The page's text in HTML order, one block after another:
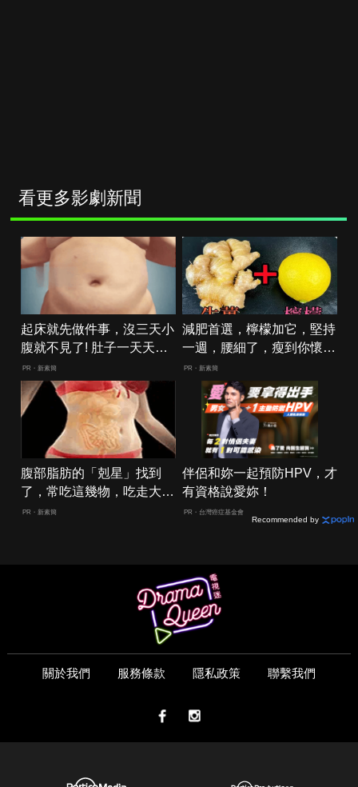
看更多影劇新聞
起床就先做件事，沒三天小
腹就不見了! 肚子一天天變
小！
PR・新素簡
減肥首選，檸檬加它，堅持
一週，腰細了，瘦到你懷疑
人生
PR・新素簡
腹部脂肪的「剋星」找到
了，常吃這幾物，吃走大肚
囊，瘦出小蠻腰
PR・新素簡
伴侶和妳一起預防HPV，才
有資格說愛妳！
PR・台灣癌症基金會
Recommended by
關於我們 服務條款 隱私政策 聯繫我們